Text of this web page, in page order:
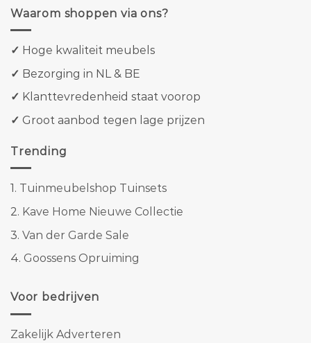
Waarom shoppen via ons?
✓ Hoge kwaliteit meubels
✓ Bezorging in NL & BE
✓ Klanttevredenheid staat voorop
✓ Groot aanbod tegen lage prijzen
Trending
1. Tuinmeubelshop Tuinsets
2. Kave Home Nieuwe Collectie
3. Van der Garde Sale
4. Goossens Opruiming
Voor bedrijven
Zakelijk Adverteren